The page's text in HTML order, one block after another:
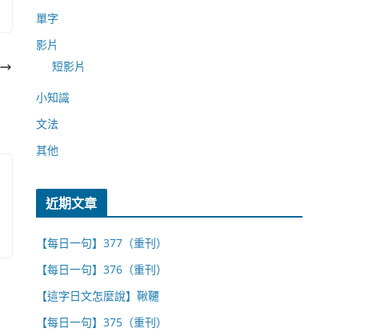
單字
影片
短影片
小知識
文法
其他
近期文章
【每日一句】377（重刊）
【每日一句】376（重刊）
【這字日文怎麼說】鞦韆
【每日一句】375（重刊）